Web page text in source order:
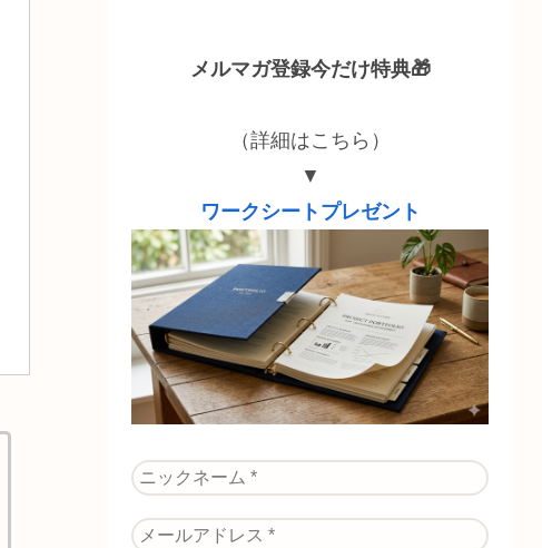
メルマガ登録今だけ特典🎁
（詳細はこちら）
▼
ワークシートプレゼント